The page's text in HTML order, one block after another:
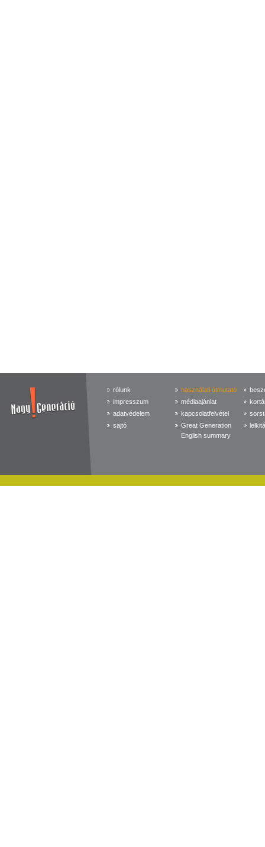
rólunk
impresszum
adatvédelem
sajtó
használati útmutató
médiaajánlat
kapcsolatfelvétel
Great Generation
English summary